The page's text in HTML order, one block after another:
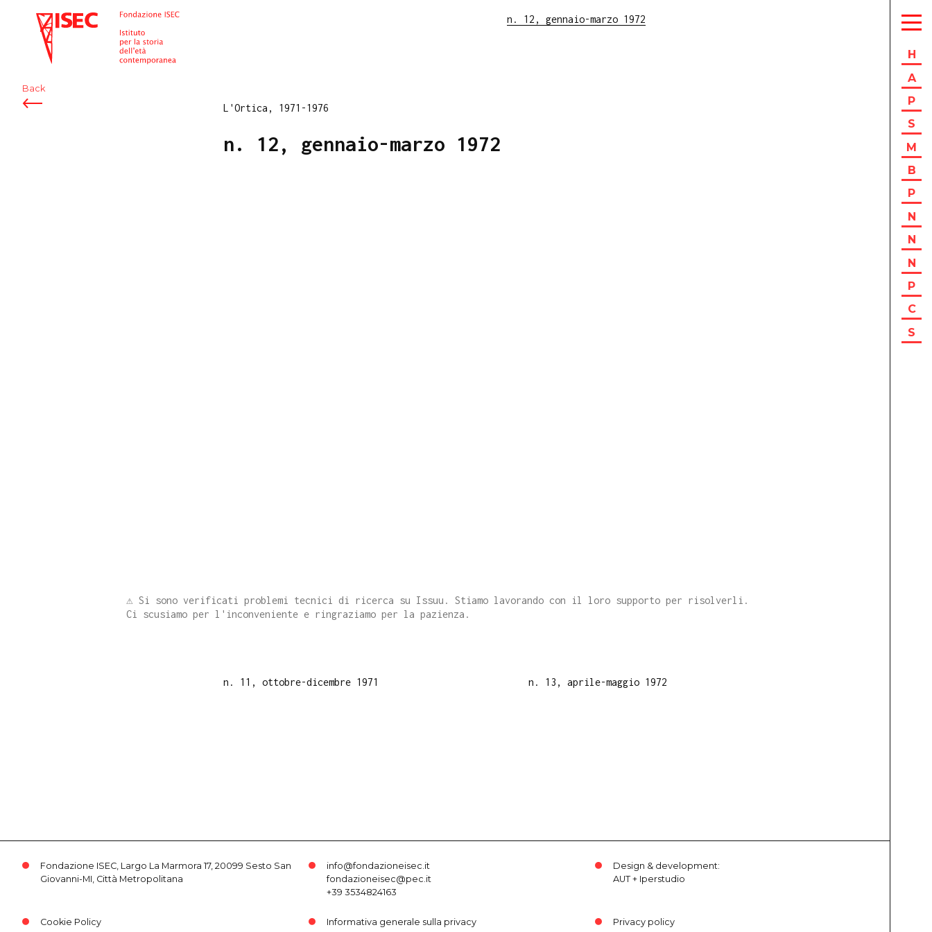
ISEC n. 12, gennaio-marzo 1972
Back
H
A
P
S
M
B
P
N
N
N
P
C
S
L'Ortica, 1971-1976
n. 12, gennaio-marzo 1972
⚠️ Si sono verificati problemi tecnici di ricerca su Issuu. Stiamo lavorando con il loro supporto per risolverli.
Ci scusiamo per l'inconveniente e ringraziamo per la pazienza.
n. 11, ottobre-dicembre 1971 n. 13, aprile-maggio 1972
Fondazione ISEC, Largo La Marmora 17, 20099 Sesto San
Giovanni-MI, Città Metropolitana
info@fondazioneisec.it
fondazioneisec@pec.it
+39 3534824163
Design & development:
AUT+ Iperstudio
Cookie Policy Informativa generale sulla privacy Privacy policy